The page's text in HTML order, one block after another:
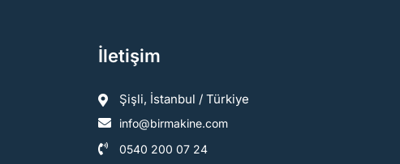
İletişim
Şişli, İstanbul / Türkiye
info@birmakine.com
0540 200 07 24